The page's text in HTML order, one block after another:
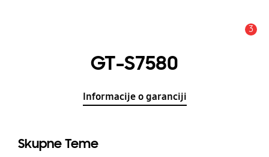
3
GT-S7580
Informacije o garanciji
Skupne Teme